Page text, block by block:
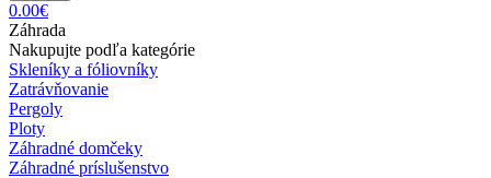
0.00€
Záhrada
Nakupujte podľa kategórie
Skleníky a fóliovníky
Zatrávňovanie
Pergoly
Ploty
Záhradné domčeky
Záhradné príslušenstvo